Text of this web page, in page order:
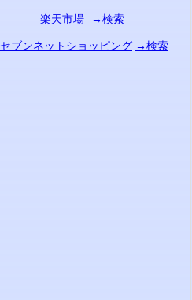
楽天市場 →検索
セブンネットショッピング →検索